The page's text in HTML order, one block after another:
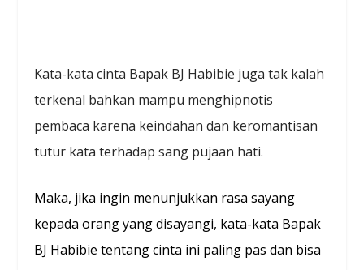
Kata-kata cinta Bapak BJ Habibie juga tak kalah
terkenal bahkan mampu menghipnotis
pembaca karena keindahan dan keromantisan
tutur kata terhadap sang pujaan hati.
Maka, jika ingin menunjukkan rasa sayang
kepada orang yang disayangi, kata-kata Bapak
BJ Habibie tentang cinta ini paling pas dan bisa